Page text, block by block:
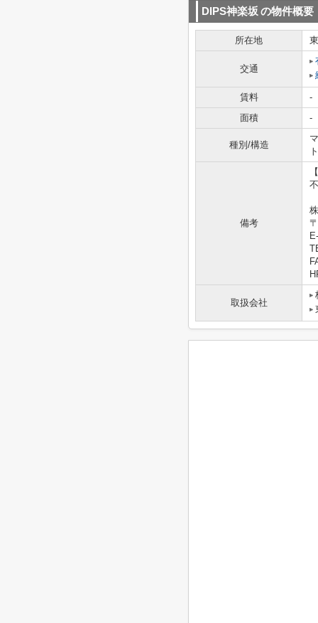
DIPS神楽坂 の物件概要
所在地
交通
賃料
-
面積
-
種別/構造
ト
備考
取扱会社